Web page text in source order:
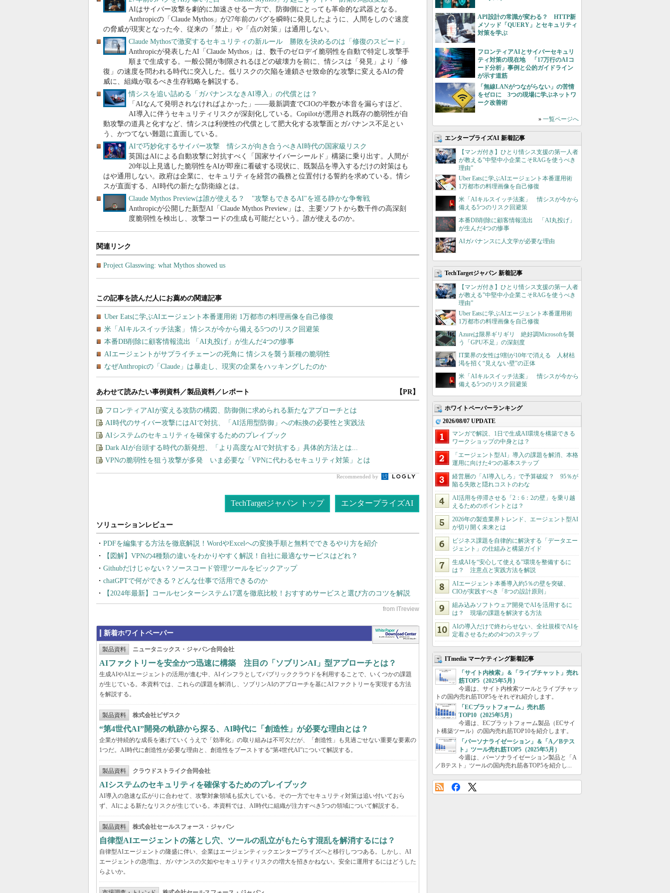
AIはサイバー攻撃を劇的に加速させる一方で、防御側にとっても革命的な武器となる。
Anthropicの「Claude Mythos」が27年前のバグを瞬時に発見したように、人間をしのぐ速度
の脅威が現実となった今、従来の「禁止」や「点の対策」は通用しない。
Claude Mythosで激変するセキュリティの新ルール 勝敗を決めるのは「修復のスピード」
Anthropicが発表したAI「Claude Mythos」は、数千のゼロデイ脆弱性を自動で特定し攻撃手
順まで生成する。一般公開が制限されるほどの破壊力を前に、情シスは「発見」より「修
復」の速度を問われる時代に突入した。低リスクの欠陥を連鎖させ致命的な攻撃に変えるAIの脅
威に、組織が取るべき生存戦略を解説する。
情シスを追い詰める「ガバナンスなきAI導入」の代償とは？
「AIなんて発明されなければよかった」――最新調査でCIOの半数が本音を漏らすほど、
AI導入に伴うセキュリティリスクが深刻化している。Copilotが悪用され既存の脆弱性が自
動攻撃の道具と化すなど、情シスは利便性の代償として肥大化する攻撃面とガバナンス不足とい
う、かつてない難題に直面している。
AIで巧妙化するサイバー攻撃 情シスが向き合うべきAI時代の国家級リスク
英国はAIによる自動攻撃に対抗すべく「国家サイバーシールド」構築に乗り出す。人間が
20年以上見逃した脆弱性をAIが即座に看破する現状に、既製品を導入するだけの対策はも
はや通用しない。政府は企業に、セキュリティを経営の義務と位置付ける誓約を求めている。情シ
スが直面する、AI時代の新たな防衛線とは。
Claude Mythos Previewは誰が使える？ "攻撃もできるAI"を巡る静かな争奪戦
Anthropicが公開した新型AI「Claude Mythos Preview」は、主要ソフトから数千件の高深刻
度脆弱性を検出し、攻撃コードの生成も可能だという。誰が使えるのか。
関連リンク
Project Glasswing: what Mythos showed us
あわせて読みたい事例資料／製品資料／レポート 【PR】
フロンティアAIが変える攻防の構図、防御側に求められる新たなアプローチとは
AI時代のサイバー攻撃にはAIで対抗、「AI活用型防御」への転換の必要性と実践法
AIシステムのセキュリティを確保するためのプレイブック
Dark AIが台頭する時代の新発想、「より高度なAIで対抗する」具体的方法とは...
VPNの脆弱性を狙う攻撃が多発 いま必要な「VPNに代わるセキュリティ対策」とは
Recommended by
TechTargetジャパン トップ エンタープライズAI
PDFを編集する方法を徹底解説！WordやExcelへの変換手順と無料でできるやり方を紹介
【図解】VPNの4種類の違いをわかりやすく解説！自社に最適なサービスはどれ？
Githubだけじゃない？ソースコード管理ツールをピックアップ
chatGPTで何ができる？どんな仕事で活用できるのか
【2024年最新】コールセンターシステム17選を徹底比較！おすすめサービスと選び方のコツを解説
新着ホワイトペーパー
製品資料 ニュータニックス・ジャパン合同会社
AIファクトリーを安全かつ迅速に構築 注目の「ソブリンAI」型アプローチとは？
生成AIやAIエージェントの活用が進む中、AIインフラとしてパブリッククラウドを利用することで、いくつかの課題
が生じている。本資料では、これらの課題を解消し、ソブリンAIのアプローチを基にAIファクトリーを実現する方法
を解説する。
製品資料 株式会社ビザスク
“第4世代AI”開発の軌跡から探る、AI時代に「創造性」が必要な理由とは？
企業が持続的な成長を遂げていくうえで「効率化」の取り組みは不可欠だが、「創造性」も見過ごせない重要な要素の
1つだ。AI時代に創造性が必要な理由と、創造性をブーストする“第4世代AI”について解説する。
製品資料 クラウドストライク合同会社
AIシステムのセキュリティを確保するためのプレイブック
AI導入の急速な広がりに合わせて、攻撃対象領域も拡大している。その一方でセキュリティ対策は追い付いておら
ず、AIによる新たなリスクが生じている。本資料では、AI時代に組織が注力すべき5つの領域について解説する。
製品資料 株式会社セールスフォース・ジャパン
自律型AIエージェントの落とし穴、ツールの乱立がもたらす混乱を解消するには？
自律型AIエージェントの隆盛に伴い、企業はエージェンティックエンタープライズへと移行しつつある。しかし、AI
エージェントの急増は、ガバナンスの欠如やセキュリティリスクの増大を招きかねない。安全に運用するにはどうした
らよいか。
API設計の常識が変わる？ HTTP新
メソッド「QUERY」とセキュリティ
対策を学ぶ
フロンティアAIとサイバーセキュリ
ティ対策の現在地 「17万行のAIコ
ード分析」事例と公的ガイドライン
が示す道筋
「無線LANがつながらない」の苦情
をゼロに 3つの現場に学ぶネットワ
ーク改善術
» 一覧ページへ
エンタープライズAI 新着記事
【マンガ付き】ひとり情シス支援の第一人者
が教える”中堅中小企業こそRAGを使うべき
理由”
Uber Eatsに学ぶAIエージェント本番運用術
1万都市の料理画像を自己修復
米「AIキルスイッチ法案」 情シスが今から
備える5つのリスク回避策
本番DB削除に顧客情報流出 「AI丸投げ」
が生んだ4つの惨事
AIガバナンスに人文学が必要な理由
TechTargetジャパン 新着記事
【マンガ付き】ひとり情シス支援の第一人者
が教える”中堅中小企業こそRAGを使うべき
理由”
Uber Eatsに学ぶAIエージェント本番運用術
1万都市の料理画像を自己修復
Azureは限界ギリギリ 絶好調Microsoftを襲
う「GPU不足」の深刻度
IT業界の女性は9割が10年で消える 人材枯
渇を招く“見えない壁”の正体
米「AIキルスイッチ法案」 情シスが今から
備える5つのリスク回避策
ホワイトペーパーランキング
2026/08/07 UPDATE
マンガで解説、1日で生成AI環境を構築できる
ワークショップの中身とは？
「エージェント型AI」導入の課題を解消、本格
運用に向けた4つの基本ステップ
経営層の「AI導入しろ」で予算破綻？ 95％が
陥る失敗と隠れコストのわな
AI活用を停滞させる「2：6：2の壁」を乗り越
えるためのポイントとは？
2026年の製造業界トレンド、エージェント型AI
が切り開く未来とは
ビジネス課題を自律的に解決する「データエー
ジェント」の仕組みと構築ガイド
生成AIを“安心して使える”環境を整備するに
は？ 注意点と実践方法を解説
AIエージェント本番導入約5％の壁を突破、
CIOが実践すべき「8つの設計原則」
組み込みソフトウェア開発でAIを活用するに
は？ 現場の課題を解決する方法
AIの導入だけで終わらせない、全社規模でAIを
定着させるための4つのステップ
ITmedia マーケティング新着記事
「サイト内検索」＆「ライブチャット」売れ
筋TOP5（2025年5月）
今週は、サイト内検索ツールとライブチャッ
トの国内売れ筋TOP5をそれぞれ紹介します。
「ECプラットフォーム」売れ筋
TOP10（2025年5月）
今週は、ECプラットフォーム製品（ECサイ
ト構築ツール）の国内売れ筋TOP10を紹介します。
「パーソナライゼーション」＆「A／Bテス
ト」ツール売れ筋TOP5（2025年5月）
今週は、パーソナライゼーション製品と「A
／Bテスト」ツールの国内売れ筋各TOP5を紹介し...